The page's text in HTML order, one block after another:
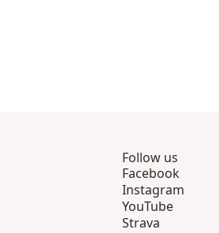
Follow us
Facebook
Instagram
YouTube
Strava